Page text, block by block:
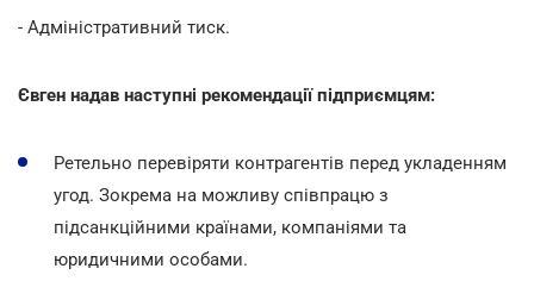
- Адміністративний тиск.
Євген надав наступні рекомендації підприємцям:
Ретельно перевіряти контрагентів перед укладенням
угод. Зокрема на можливу співпрацю з
підсанкційними країнами, компаніями та
юридичними особами.